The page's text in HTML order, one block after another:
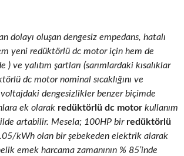
dolayı oluşan dengesiz empedans, hatalı
yeni redüktörlü dc motor için hem de
) ve yalıtım şartları (sarımlardaki kısalıklar
dc motor nominal sıcaklığını ve
dengesizlikler benzer biçimde
ek olarak redüktörlü dc motor kullanım
artabilir. Mesela; 100HP birredüktörlü
kWh olan bir şebekeden elektrik alarak
emek harcama zamanının % 85’inde